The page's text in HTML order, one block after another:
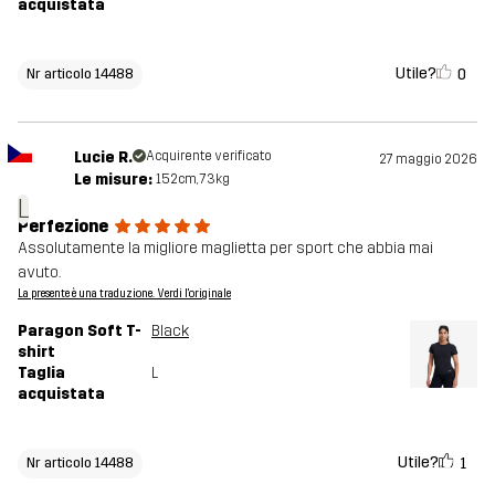
acquistata
Nr articolo 14488 Utile? 0
L
Lucie R. Acquirente verificato 27 maggio 2026
Le misure: 152cm, 73kg
Perfezione
Assolutamente la migliore maglietta per sport che abbia mai
avuto.
La presente è una traduzione. Verdi l'originale
Paragon Soft T-
shirt
Black
Taglia
acquistata
L
Nr articolo 14488 Utile? 1